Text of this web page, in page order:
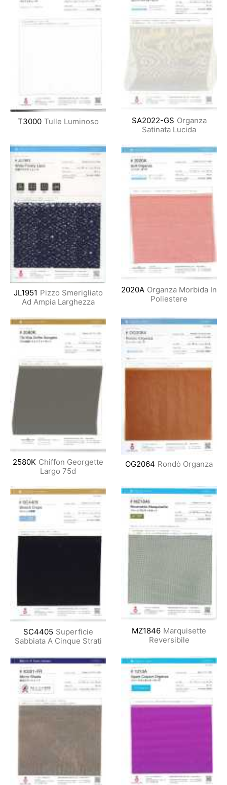
T3000 Tulle Luminoso SA2022-GS Organza
Satinata Lucida
JL1951 Pizzo Smerigliato
Ad Ampia Larghezza
2020A Organza Morbida In
Poliestere
2580K Chiffon Georgette
Largo 75d
OG2064 Rondò Organza
SC4405 Superficie
Sabbiata A Cinque Strati
MZ1846 Marquisette
Reversibile